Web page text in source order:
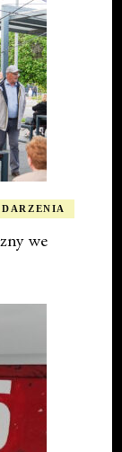
we